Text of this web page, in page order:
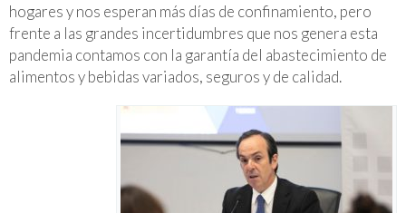
hogares y nos esperan más días de confinamiento, pero
frente a las grandes incertidumbres que nos genera esta
pandemia contamos con la garantía del abastecimiento de
alimentos y bebidas variados, seguros y de calidad.